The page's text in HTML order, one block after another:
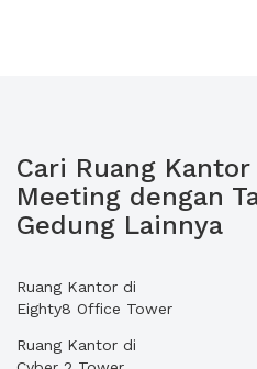
Cari Ruang
Meeting dengan
Gedung Lainnya
Ruang Kantor di
Eighty8 Office Tower
Ruang Kantor di